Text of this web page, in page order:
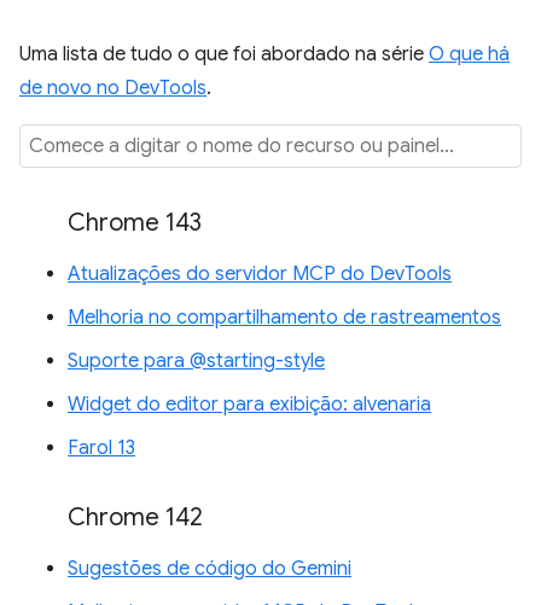
Uma lista de tudo o que foi abordado na série O que há
de novo no DevTools.
Chrome 143
Atualizações do servidor MCP do DevTools
Melhoria no compartilhamento de rastreamentos
Suporte para @starting-style
Widget do editor para exibição: alvenaria
Farol 13
Chrome 142
Sugestões de código do Gemini